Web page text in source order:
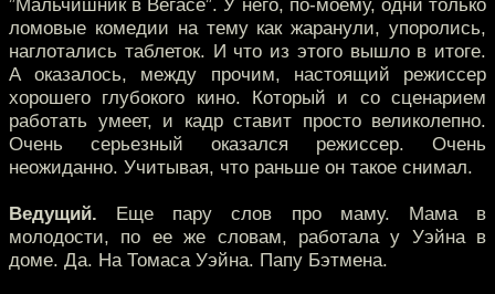
”Мальчишник в Вегасе”. У него, по-моему, одни только
ломовые комедии на тему как жаранули, упоролись,
наглотались таблеток. И что из этого вышло в итоге.
А оказалось, между прочим, настоящий режиссер
хорошего глубокого кино. Который и со сценарием
работать умеет, и кадр ставит просто великолепно.
Очень серьезный оказался режиссер. Очень
неожиданно. Учитывая, что раньше он такое снимал.
Ведущий. Еще пару слов про маму. Мама в
молодости, по ее же словам, работала у Уэйна в
доме. Да. На Томаса Уэйна. Папу Бэтмена.